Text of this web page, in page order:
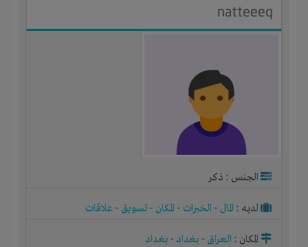
natteeeq
الجنس : ذكر
لديـه : المال - الخبرات - المكان - تسويق - علاقات
المكان : العراق - بغداد - بغداد